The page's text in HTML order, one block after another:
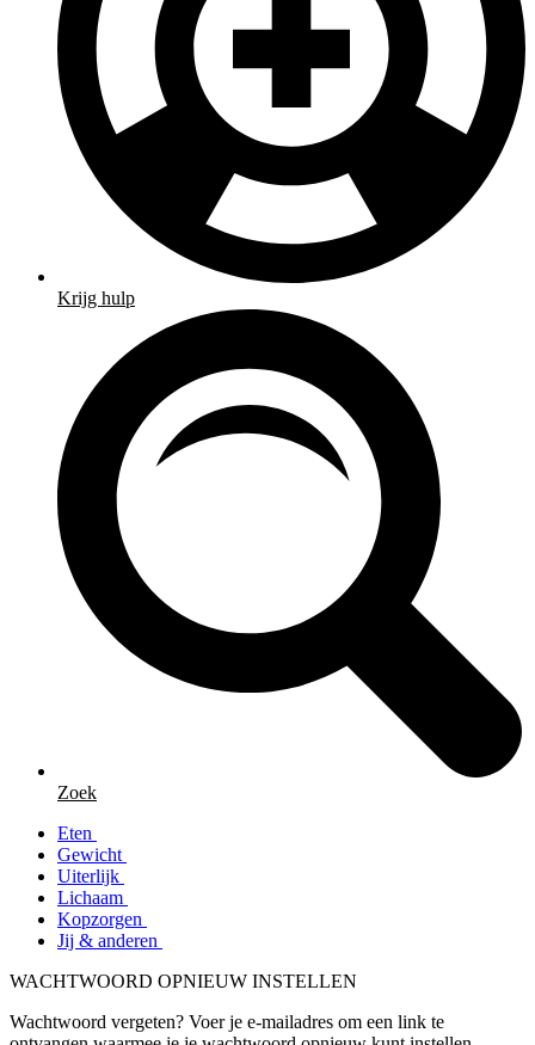
Krijg hulp
Zoek
Eten
Gewicht
Uiterlijk
Lichaam
Kopzorgen
Jij & anderen
WACHTWOORD OPNIEUW INSTELLEN
Wachtwoord vergeten? Voer je e-mailadres om een link te